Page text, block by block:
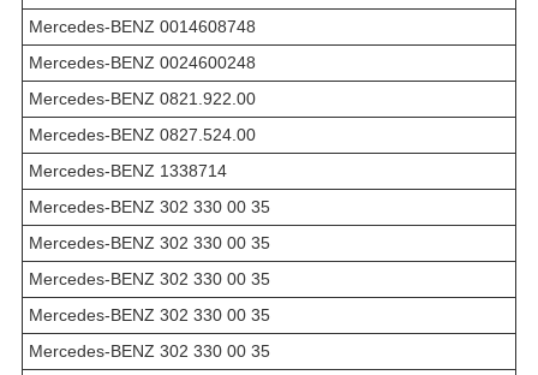
Mercedes-BENZ 0014608748
Mercedes-BENZ 0024600248
Mercedes-BENZ 0821.922.00
Mercedes-BENZ 0827.524.00
Mercedes-BENZ 1338714
Mercedes-BENZ 302 330 00 35
Mercedes-BENZ 302 330 00 35
Mercedes-BENZ 302 330 00 35
Mercedes-BENZ 302 330 00 35
Mercedes-BENZ 302 330 00 35